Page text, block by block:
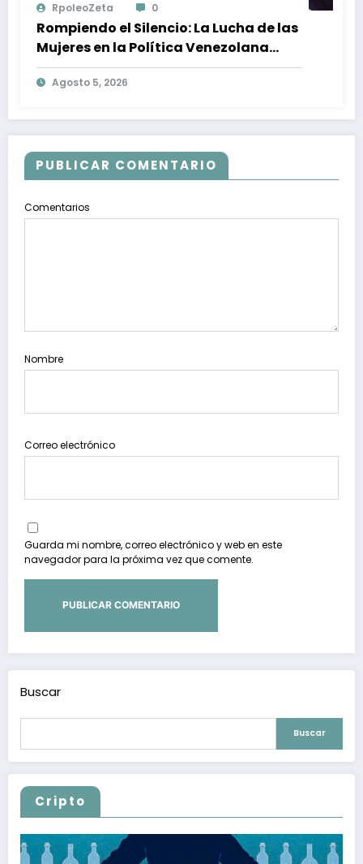
RpoleoZeta 0
Rompiendo el Silencio: La Lucha de las
Mujeres en la Política Venezolana
contra la Violencia de Género
Agosto 5, 2026
PUBLICAR COMENTARIO
Comentarios
Nombre
Correo electrónico
Guarda mi nombre, correo electrónico y web en este
navegador para la próxima vez que comente.
Buscar
Buscar
Cripto